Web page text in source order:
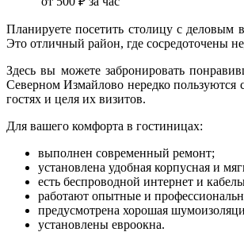
Планируете посетить столицу с деловым
Это отличный район, где сосредоточены
Здесь вы можете забронировать
Северном Измайлово нередко пользуются
гостях и целя их визитов.
Для вашего комфорта в гостиницах:
выполнен современный ремонт;
установлена удобная корпусная и
есть беспроводной интернет и
работают опытные и
предусмотрена хорошая
установлены евроокна.